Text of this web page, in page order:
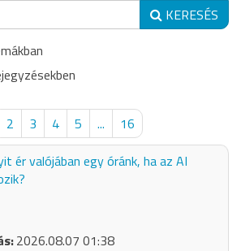
KERESÉS
2 3 4 5 ...
16
ér valójában egy óránk, ha az AI
2026.08.07 01:38